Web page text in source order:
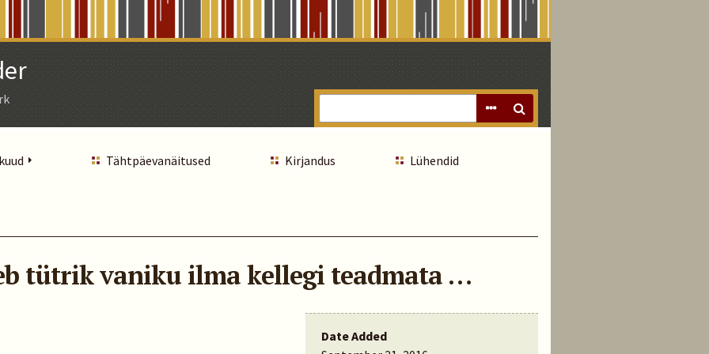
Tähtpäevanäitused Kirjandus Lühendid
tütrik vaniku ilma kellegi teadmata …
Date Added